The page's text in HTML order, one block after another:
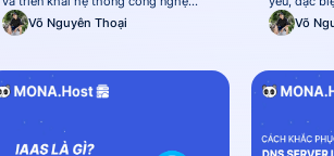
thông tin, đặc biệt đối với các hệ
thống quan trọng trong doanh
với các thành phần dự phòng
(redundancy) và sử dụng các kỹ
Võ Nguyên Thoại
công mạng
công nghệ
chủ chính
(Transport
Võ